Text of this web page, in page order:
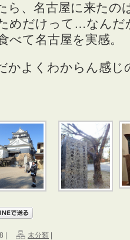
ら、名古屋に来たの
めだけって…なんだ
べて名古屋を実感。
かよくわからん感じ
| 未分類